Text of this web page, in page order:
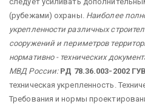
(рубежами) охраны. Наиболее
укрепленности различных
сооружений и периметров
нормативно - технических
МВД России: РД 78.36.003-2002
техническая укрепленность.
Требования и нормы